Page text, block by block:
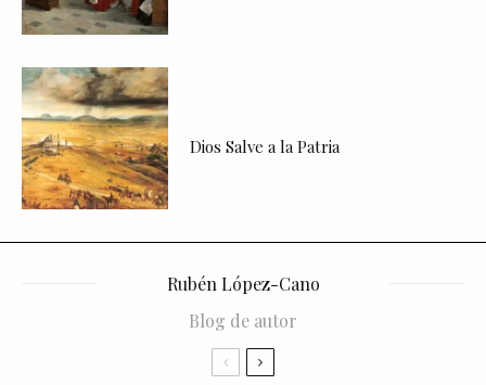
Dios Salve a la Patria
Rubén López-Cano
Blog de autor